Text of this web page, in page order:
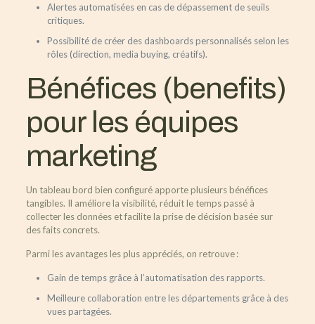
Alertes automatisées en cas de dépassement de seuils
critiques.
Possibilité de créer des dashboards personnalisés selon les
rôles (direction, media buying, créatifs).
Bénéfices (benefits)
pour les équipes
marketing
Un tableau bord bien configuré apporte plusieurs bénéfices
tangibles. Il améliore la visibilité, réduit le temps passé à
collecter les données et facilite la prise de décision basée sur
des faits concrets.
Parmi les avantages les plus appréciés, on retrouve :
Gain de temps grâce à l’automatisation des rapports.
Meilleure collaboration entre les départements grâce à des
vues partagées.